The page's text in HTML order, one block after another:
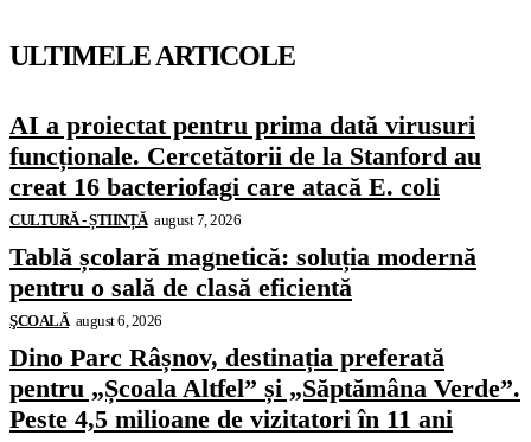
ULTIMELE ARTICOLE
AI a proiectat pentru prima dată virusuri
funcționale. Cercetătorii de la Stanford au
creat 16 bacteriofagi care atacă E. coli
CULTURĂ - ȘTIINȚĂ august 7, 2026
Tablă școlară magnetică: soluția modernă
pentru o sală de clasă eficientă
ŞCOALĂ august 6, 2026
Dino Parc Râșnov, destinația preferată
pentru „Școala Altfel” și „Săptămâna Verde”.
Peste 4,5 milioane de vizitatori în 11 ani